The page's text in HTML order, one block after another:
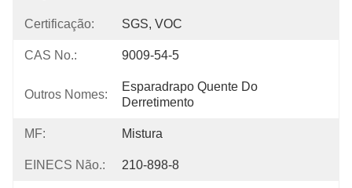
Certificação: SGS, VOC
CAS No.: 9009-54-5
Outros Nomes:
Esparadrapo Quente Do
Derretimento
MF: Mistura
EINECS Não.: 210-898-8